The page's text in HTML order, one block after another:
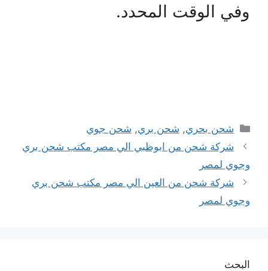
وفي الوقت المحدد.
التصنيفات
شحن بحري, شحن بري, شحن جوي
شركة شحن من ابوظبي الي مصر مكتب شحن بري
وجوي لمصر
شركة شحن من العين الي مصر مكتب شحن بري
وجوي لمصر
البحث